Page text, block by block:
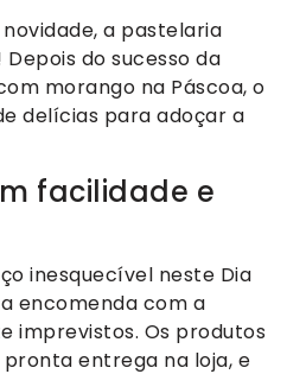
a pastelaria
do sucesso da
morango na Páscoa, o
delícias para adoçar a
facilidade e
inesquecível neste Dia
encomenda com a
imprevistos. Os produtos
entrega na loja, e